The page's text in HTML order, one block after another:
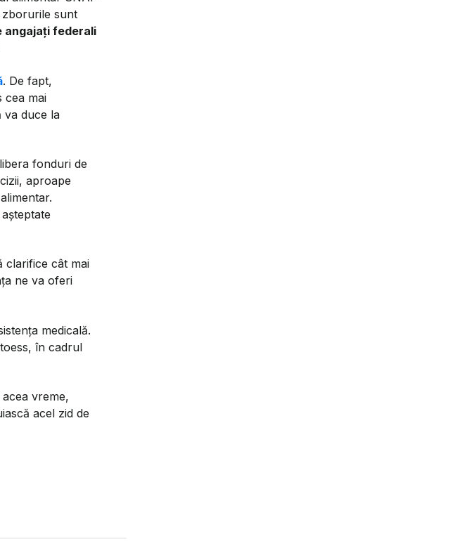
zborurile sunt
angajați federali
. De fapt,
cea mai
va duce la
fonduri de
aproape
clarifice cât mai
ne va oferi
medicală.
în cadrul
vreme,
acel zid de